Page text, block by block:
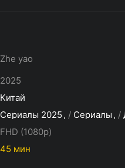
Zhe yao
2025
Китай
Сериалы 2025 / Сериалы /
FHD (1080p)
45 мин